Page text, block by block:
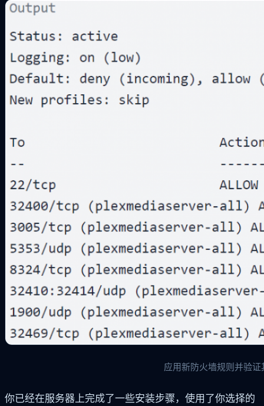
应用新防火墙规则并验
你已经在服务器上完成了一些安装步骤，使用了你选择的